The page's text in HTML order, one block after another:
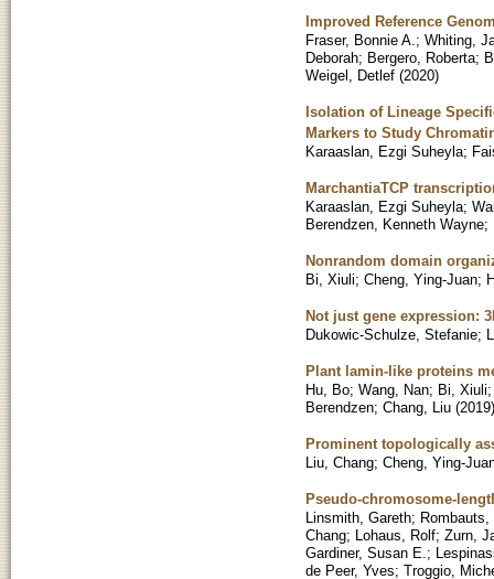
Improved Reference
Fraser, Bonnie A. ; Whiting,
Deborah; Bergero, Roberta;
Weigel, Detlef (2020)
Isolation of Lineage
Markers to Study
Karaaslan, Ezgi Suheyla;
MarchantiaTCP
Karaaslan, Ezgi Suheyla;
Berendzen, Kenneth Wayne;
Nonrandom domain
Bi, Xiuli; Cheng, Ying-Juan;
Not just gene expression:
Dukowic-Schulze, Stefanie;
Plant lamin-like proteins
Hu, Bo; Wang, Nan; Bi, Xiuli
Berendzen; Chang, Liu (2019)
Prominent topologically
Liu, Chang; Cheng, Ying-
Pseudo-chromosome-
Linsmith, Gareth; Rombauts,
Chang; Lohaus, Rolf; Zurn,
Gardiner, Susan E. ;
de Peer, Yves; Troggio,